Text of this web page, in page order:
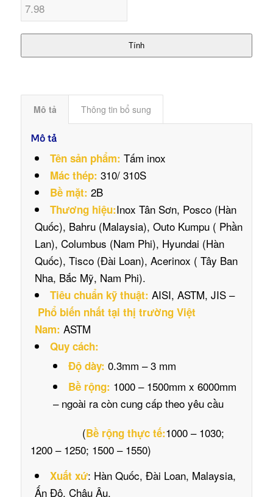
Tính
Mô tả Thông tin bổ sung
Mô tả
Tên sản phẩm: Tấm inox
Mác thép: 310/ 310S
Bề mặt: 2B
Thương hiệu:Inox Tân Sơn, Posco (Hàn
Quốc), Bahru (Malaysia), Outo Kumpu ( Phần
Lan), Columbus (Nam Phi), Hyundai (Hàn
Quốc), Tisco (Đài Loan), Acerinox ( Tây Ban
Nha, Bắc Mỹ, Nam Phi).
Tiêu chuẩn kỹ thuật: AISI, ASTM, JIS –
Phổ biến nhất tại thị trường Việt
Nam: ASTM
Quy cách:
Độ dày: 0.3mm – 3 mm
Bề rộng: 1000 – 1500mm x 6000mm
– ngoài ra còn cung cấp theo yêu cầu
(Bề rộng thực tế:1000 – 1030;
1200 – 1250; 1500 – 1550)
Xuất xứ: Hàn Quốc, Đài Loan, Malaysia,
Ấn Độ, Châu Âu.